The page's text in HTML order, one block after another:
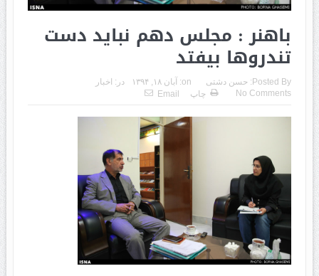
باهنر : مجلس دهم نباید دست
تندروها بیفتد
Posted By: حسن دشتی on: آبان ۱۸, ۱۳۹۴ در: اخبار
No Comments
چاپ Email